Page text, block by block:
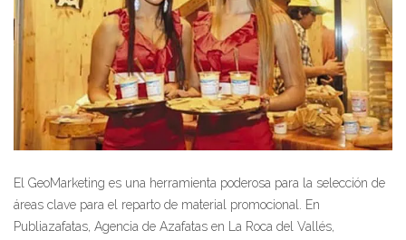
El GeoMarketing es una herramienta poderosa para la selección de
áreas clave para el reparto de material promocional. En
Publiazafatas, Agencia de Azafatas en La Roca del Vallés,